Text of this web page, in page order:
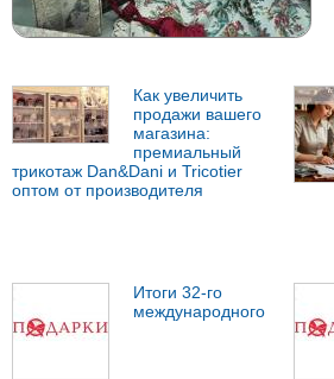
Как увеличить
продажи вашего
магазина:
премиальный
трикотаж Dan&Dani и Tricotier
оптом от производителя
Итоги 32-го
международного